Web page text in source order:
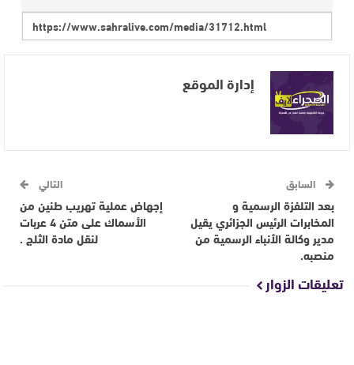
إدارة الموقع
السابق
بعد التلفزة الرسمية و
المخابرات الرئيس الجزائري يقيل
مدير وكالة الأنباء الرسمية من
منصبه.
التالي
إجهاض عملية تهريب طنين من
الأسماك على متن 4 عربات
لنقل مادة الثلج .
تعليقات الزوار